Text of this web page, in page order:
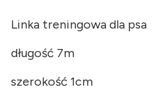
Linka treningowa dla psa
długość 7m
szerokość 1cm